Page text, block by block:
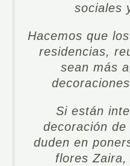
sociales
Hacemos que
residencias,
sean más
Si están
decoración
duden en
flores